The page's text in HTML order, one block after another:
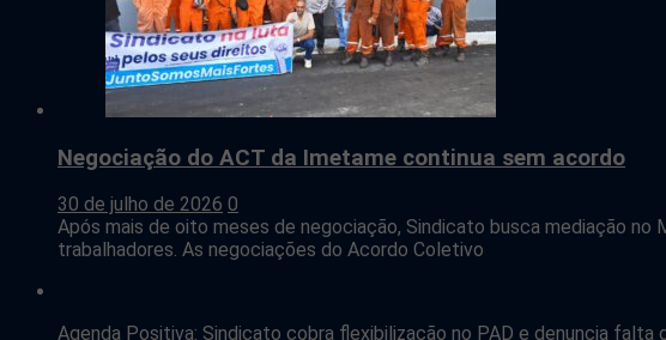
Negociação do ACT da Imetame continua sem acordo
30 de julho de 2026 0
Após mais de oito meses de negociação, Sindicato busca mediação
trabalhadores. As negociações do Acordo Coletivo
Agenda Positiva: Sindicato cobra flexibilização no PAD e denuncia